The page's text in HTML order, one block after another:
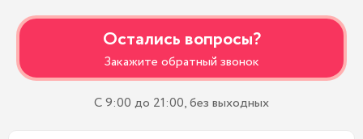
Остались вопросы?
Закажите обратный звонок
С 9:00 до 21:00, без выходных